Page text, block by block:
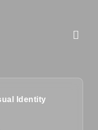
Identity